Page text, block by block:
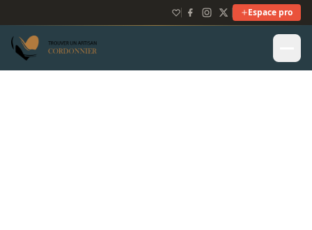
Espace pro